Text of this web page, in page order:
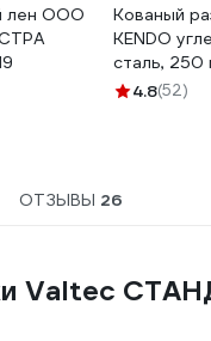
лен ООО
Кованый
KENDO
сталь, 250
4.8(52)
ОТЗЫВЫ 26
Valtec